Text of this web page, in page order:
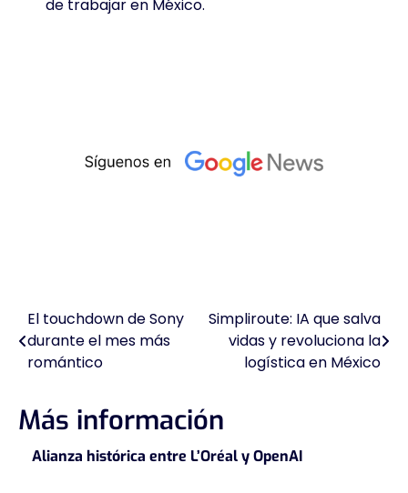
de trabajar en México.
Navegación
de
El touchdown de Sony
durante el mes más
romántico
Simpliroute: IA que salva
vidas y revoluciona la
logística en México
Más información
Alianza histórica entre L’Oréal y OpenAI